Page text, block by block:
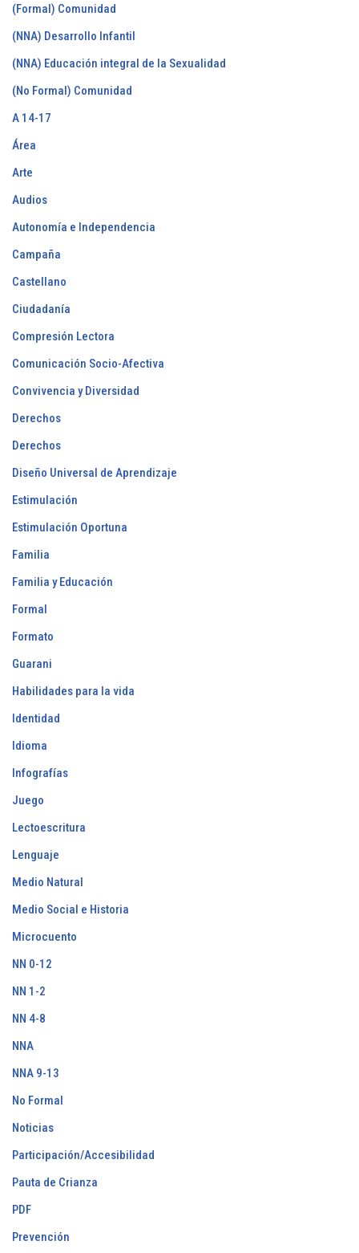
(Formal) Comunidad
(NNA) Desarrollo Infantil
(NNA) Educación integral de la Sexualidad
(No Formal) Comunidad
A 14-17
Área
Arte
Audios
Autonomía e Independencia
Campaña
Castellano
Ciudadanía
Compresión Lectora
Comunicación Socio-Afectiva
Convivencia y Diversidad
Derechos
Derechos
Diseño Universal de Aprendizaje
Estimulación
Estimulación Oportuna
Familia
Familia y Educación
Formal
Formato
Guarani
Habilidades para la vida
Identidad
Idioma
Infografías
Juego
Lectoescritura
Lenguaje
Medio Natural
Medio Social e Historia
Microcuento
NN 0-12
NN 1-2
NN 4-8
NNA
NNA 9-13
No Formal
Noticias
Participación/Accesibilidad
Pauta de Crianza
PDF
Prevención